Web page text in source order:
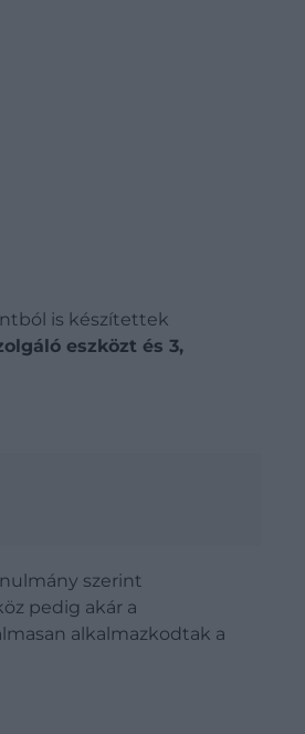
is készítettek
eszközt és 3,
szerint
pedig akár a
alkalmazkodtak a